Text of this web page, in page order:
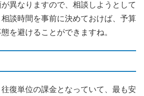
異なりますので、相談しようとして
談時間を事前に決めておけば、予算
を避けることができますね。
復単位の課金となっていて、最も安